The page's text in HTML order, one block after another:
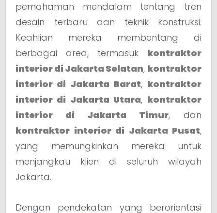
pemahaman mendalam tentang tren
desain terbaru dan teknik konstruksi.
Keahlian mereka membentang di
berbagai area, termasuk kontraktor
interior di Jakarta Selatan, kontraktor
interior di Jakarta Barat, kontraktor
interior di Jakarta Utara, kontraktor
interior di Jakarta Timur, dan
kontraktor interior di Jakarta Pusat,
yang memungkinkan mereka untuk
menjangkau klien di seluruh wilayah
Jakarta.
Dengan pendekatan yang berorientasi